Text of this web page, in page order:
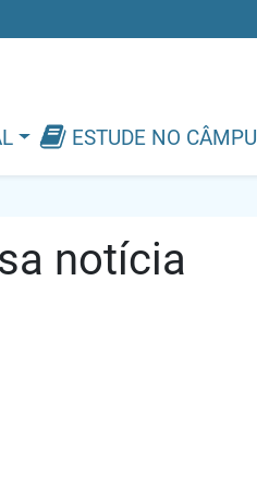
ESTUDE NO
notícia